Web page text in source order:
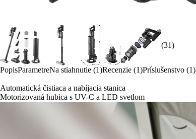
(31)
PopisParametreNa stiahnutie (1)Recenzie (1)Príslušenstvo (1)
Automatická čistiaca a nabíjacia stanica
Motorizovaná hubica s UV-C a LED svetlom